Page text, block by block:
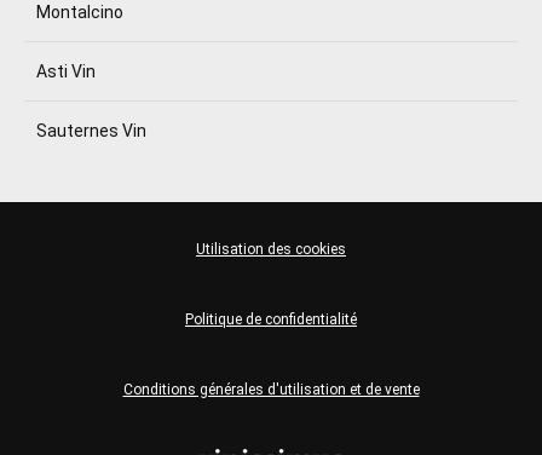
Montalcino
Asti Vin
Sauternes Vin
Conditions générales d'utilisation et de vente
Politique de confidentialité
Utilisation des cookies